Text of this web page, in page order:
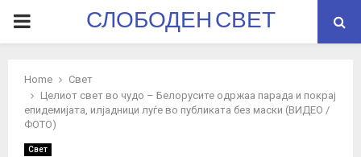
PRIMARYСЛОБОДЕН СВЕТ
Home
Свет
Целиот свет во чудо – Белорусите одржаа парада и покрај
епидемијата, илјадници луѓе во публиката без маски (ВИДЕО /
ФОТО)
Свет